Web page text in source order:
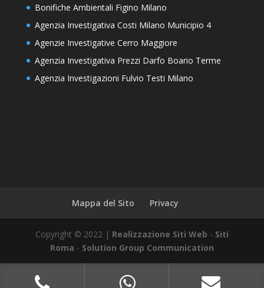
Bonifiche Ambientali Figino Milano
Agenzia Investigativa Costi Milano Municipio 4
Agenzie Investigative Cerro Maggiore
Agenzia Investigativa Prezzi Darfo Boario Terme
Agenzia Investigazioni Fulvio Testi Milano
Mappa del Sito Privacy
Copyright © 2022 | Realizzazione Siti Web - Siti
Roma - Solution Group Communication